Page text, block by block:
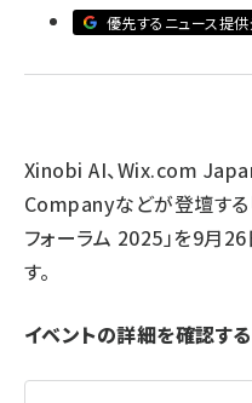
meo (1288)
優先するニュース提
Xinobi AI、Wix.com Japan
Companyなどが登壇する
フォーラム 2025」を9月
す。
イベントの詳細を確認す